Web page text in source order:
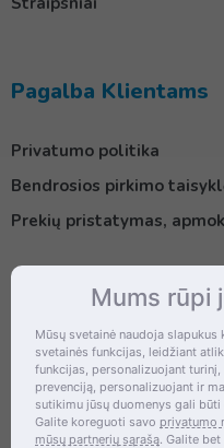
Pagalba Klientams
Privatumo politika
Bendrosios pirkimo
Prekių pristatymas,
Kontaktai
Šventupės g. 28,
+370 (672) 27 650
info@dokrinesa.lt
Mums rūpi
Mūsų svetainė naudoja
svetainės funkcijas, leidžiant
funkcijas, personalizuojant
prevenciją, personalizuojant ir
sutikimu jūsų duomenys gali
Galite koreguoti savo privatumo
mūsų partnerių sąrašą. Galite